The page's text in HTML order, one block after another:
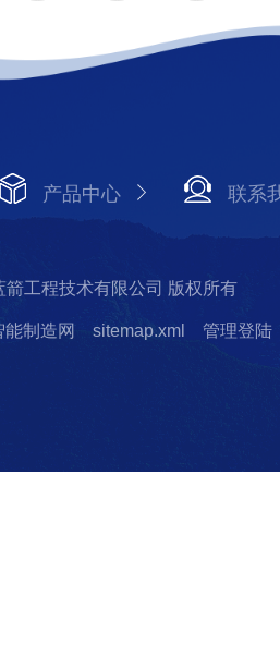
产品中心 联系
工程技术有限公司 版权所有
制造网 sitemap.xml 管理登陆